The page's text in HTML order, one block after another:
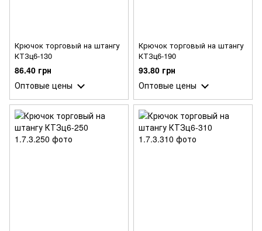
Крючок торговый на штангу
КТЗц6-130
86.40 грн
Оптовые цены
Крючок торговый на штангу
КТЗц6-190
93.80 грн
Оптовые цены